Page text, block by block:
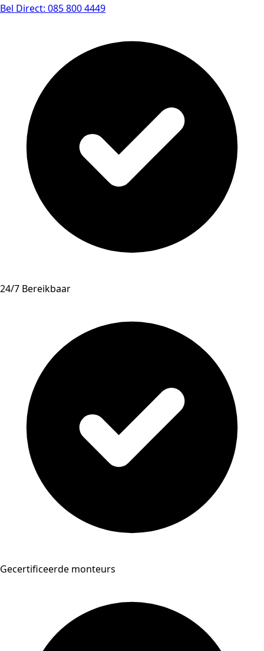
Bel Direct: 085 800 4449
24/7 Bereikbaar
Gecertificeerde monteurs